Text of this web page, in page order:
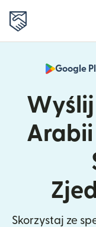
Google
Arabii
Skorzystaj ze